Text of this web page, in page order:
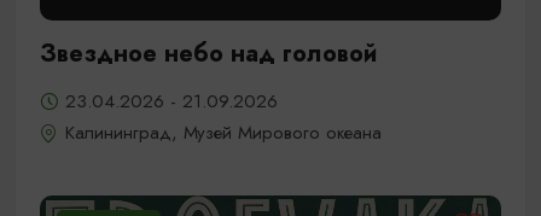
Звездное небо над головой
23.04.2026 - 21.09.2026
Калининград, Музей Мирового океана